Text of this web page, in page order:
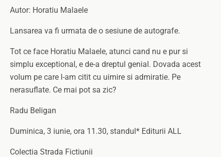
Autor: Horatiu Malaele
Lansarea va fi urmata de o sesiune de autografe.
Tot ce face Horatiu Malaele, atunci cand nu e pur si
simplu exceptional, e de-a dreptul genial. Dovada acest
volum pe care l-am citit cu uimire si admiratie. Pe
nerasuflate. Ce mai pot sa zic?
Radu Beligan
Duminica, 3 iunie, ora 11.30, standul* Editurii ALL
Colectia Strada Fictiunii